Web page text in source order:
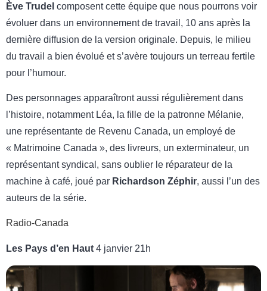
Ève Trudel composent cette équipe que nous pourrons voir
évoluer dans un environnement de travail, 10 ans après la
dernière diffusion de la version originale. Depuis, le milieu
du travail a bien évolué et s’avère toujours un terreau fertile
pour l’humour.
Des personnages apparaîtront aussi régulièrement dans
l’histoire, notamment Léa, la fille de la patronne Mélanie,
une représentante de Revenu Canada, un employé de
« Matrimoine Canada », des livreurs, un exterminateur, un
représentant syndical, sans oublier le réparateur de la
machine à café, joué par Richardson Zéphir, aussi l’un des
auteurs de la série.
Radio-Canada
Les Pays d’en Haut 4 janvier 21h